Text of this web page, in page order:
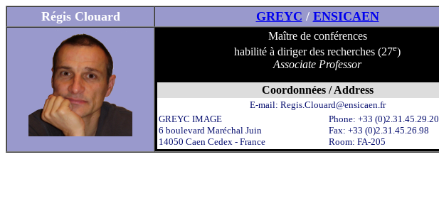
Régis Clouard GREYC / ENSICAEN
Maître de conférences
habilité à diriger des recherches (27e)
Associate Professor
Coordonnées / Address
E-mail: Regis.Clouard@ensicaen.fr
GREYC IMAGE
6 boulevard Maréchal Juin
14050 Caen Cedex - France
Phone: +33 (0)2.31.45.29.20
Fax: +33 (0)2.31.45.26.98
Room: FA-205